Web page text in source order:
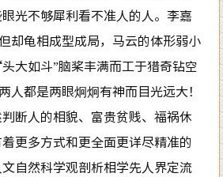
光不够犀利看不准人的人。李嘉
却龟相成型成局，马云的体形弱小
大如斗”脑桨丰满而工于猎奇钻空
都是两眼炯炯有神而目光远大！
断人的相貌、富贵贫贱、福祸休
更多方式和更全面更详尽精准的
自然科学观剖析相学先人界定流